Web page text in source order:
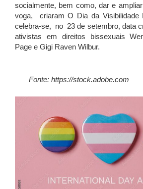
socialmente, bem como, dar e
voga, criaram O Dia da Visibilidade
celebra-se, no 23 de setembro, data
ativistas em direitos bissexuais
Page e Gigi Raven Wilbur.
Fonte: https://stock.adobe.com